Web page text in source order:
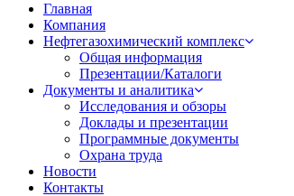
Главная
Компания
Нефтегазохимический комплекс
Общая информация
Презентации/Каталоги
Документы и аналитика
Исследования и обзоры
Доклады и презентации
Программные документы
Охрана труда
Новости
Контакты